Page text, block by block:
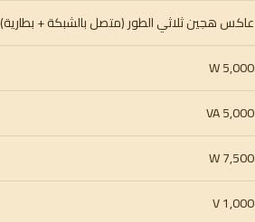
عاكس هجين ثلاثي الطور (متصل بالشبكة + بطارية)
5,000 W
5,000 VA
7,500 W
1,000 V